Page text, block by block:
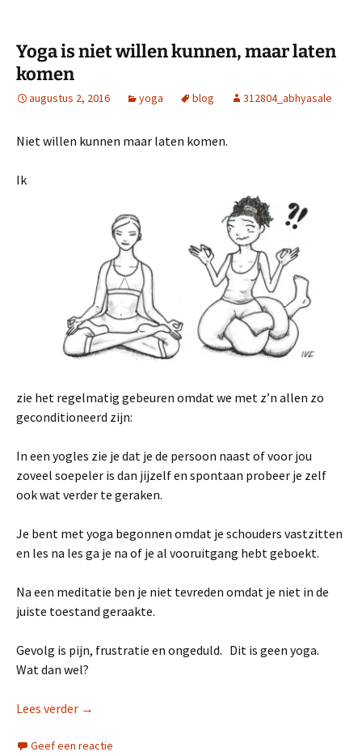
Yoga is niet willen kunnen, maar laten
komen
augustus 2, 2016 yoga blog 312804_abhyasale
Niet willen kunnen maar laten komen.
Ik
zie het regelmatig gebeuren omdat we met z’n allen zo
geconditioneerd zijn:
In een yogles zie je dat je de persoon naast of voor jou
zoveel soepeler is dan jijzelf en spontaan probeer je zelf
ook wat verder te geraken.
Je bent met yoga begonnen omdat je schouders vastzitten
en les na les ga je na of je al vooruitgang hebt geboekt.
Na een meditatie ben je niet tevreden omdat je niet in de
juiste toestand geraakte.
Gevolg is pijn, frustratie en ongeduld. Dit is geen yoga.
Wat dan wel?
Lees verder Yoga is niet willen kunnen, maar laten komen
→
Geef een reactie